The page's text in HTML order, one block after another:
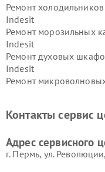
Ремонт холодильников
Indesit
Ремонт морозильных
Indesit
Ремонт духовых
Indesit
Ремонт
Indesit
Контакты сервис
Адрес сервисного
г. Пермь, ул.